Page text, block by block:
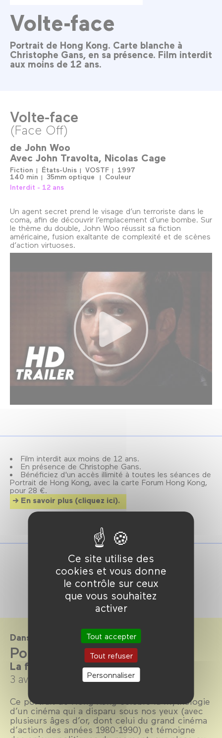
Ce site utilise des
cookies et vous donne
le contrôle sur ceux
que vous souhaitez
activer
Tout accepter
Tout refuser
Personnaliser
Volte-face
Portrait de Hong Kong. Carte blanche à
Christophe Gans, en sa présence. Film interdit
aux moins de 12 ans.
Volte-face
(Face Off)
de John Woo
Avec John Travolta Nicolas Cage
Fiction États-Unis VOSTF
1997
140 min
35mm optique
Couleur
Interdit - 12 ans
Un agent secret prend le visage d’un terroriste dans le
coma, afin de découvrir l’emplacement d’une bombe. Sur
le thème du double, John Woo réussit sa fiction
américaine, fusion exaltante de complexité et de scènes
d’action virtuoses.
Film interdit aux moins de 12 ans.
En présence de Christophe Gans.
Bénéficiez d'un accès illimité à toutes les séances de
Portrait de Hong Kong, avec la carte Forum Hong Kong,
pour 28 €.
En savoir plus (cliquez ici).
Dans le cadre de
Portrait de Hong Kong
La fureur de vaincre en 100 séances !
3 avril →
7 juillet 2024
Ce portrait de Hong Kong célèbre la mythologie
d’un cinéma qui a disparu sous nos yeux (avec
plusieurs âges d’or, dont celui du grand cinéma
d’action des années 1980-1990) et témoigne